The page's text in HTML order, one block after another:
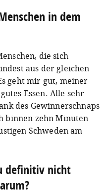
in dem
die sich
aus der gleichen
geht mir gut, meiner
Essen. Alle sehr
des Gewinnerschnaps
binnen zehn Minuten
Schweden am
definitiv nicht